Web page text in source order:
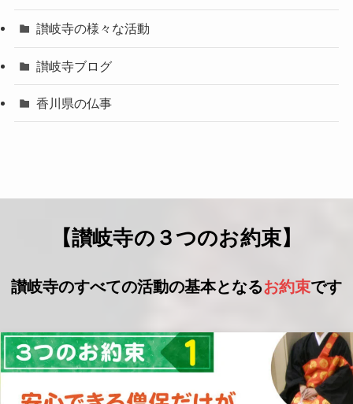
讃岐寺の様々な活動
讃岐寺ブログ
香川県の仏事
【讃岐寺の３つのお約束】
讃岐寺のすべての活動の基本となるお約束です